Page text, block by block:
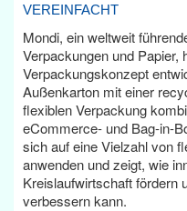
VEREINFACHT
Mondi, ein weltweit
Verpackungen und Papier,
Verpackungskonzept
Außenkarton mit einer
flexiblen Verpackung
eCommerce- und Bag-in-
sich auf eine Vielzahl von
anwenden und zeigt, wie
Kreislaufwirtschaft fördern
verbessern kann.